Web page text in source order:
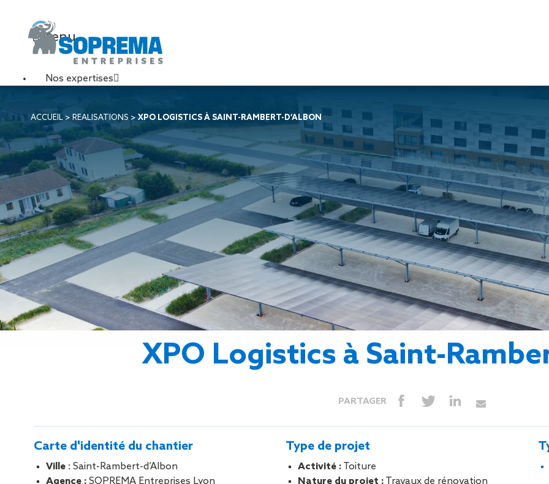
Menu
Nos expertises
Travaux de toiture
Couverture sèche
Désenfumage
Éclairage naturel
Étanchéité liquide
Étanchéité sur support
acier
Étanchéité sur support
béton
Étanchéité sur support
bois
Gestion des Eaux
Pluviales (GEP)
Hygrométrie
Rafraichissement
adiabatique
Réfection
d’étanchéité
amiante/Désamiantage
Végétalisation de
toiture
Travaux de
façade
Bardage
double peau
Bardage
rapporté
Bardage
simple peau
Étanchéité
des parois
enterrées
Isolation
Thermique par
l’Extérieur
Perméabilité
à l’air
charpente &
métallerie-serrurerie
Charpente en
bois lamellé-
collé
Charpente
métallique
Charpente
mixte acier-
bois
Métallerie –
Serrurerie
Soprassistance
Contrat
d’entretien
toiture et
réparation
toiture
terrasse
plat
toiture-
accessible
toiture en
ACCUEIL > REALISATIONS >XPO LOGISTICS À SAINT-RAMBERT-D’ALBON
XPO Logistics à Saint-
PARTAGER
Carte d'identité du chantier
Ville : Saint-Rambert-d’Albon
Agence : SOPREMA Entreprises Lyon
Type de projet
Activité : Toiture
Nature du projet : Travaux de rénovation